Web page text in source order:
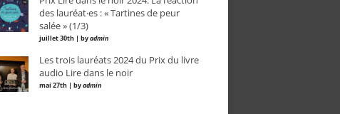
des lauréat·es : « Tartines de peur
salée » (1/3)
juillet 30th | byadmin
Les trois lauréats 2024 du Prix du livre
audio Lire dans le noir
mai 27th | byadmin